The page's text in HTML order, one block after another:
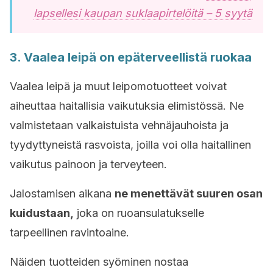
lapsellesi kaupan suklaapirtelöitä – 5 syytä
3. Vaalea leipä on epäterveellistä ruokaa
Vaalea leipä ja muut leipomotuotteet voivat
aiheuttaa haitallisia vaikutuksia elimistössä. Ne
valmistetaan valkaistuista vehnäjauhoista ja
tyydyttyneistä rasvoista, joilla voi olla haitallinen
vaikutus painoon ja terveyteen.
Jalostamisen aikana ne menettävät suuren osan
kuidustaan,
joka on ruoansulatukselle
tarpeellinen ravintoaine.
Näiden tuotteiden syöminen nostaa